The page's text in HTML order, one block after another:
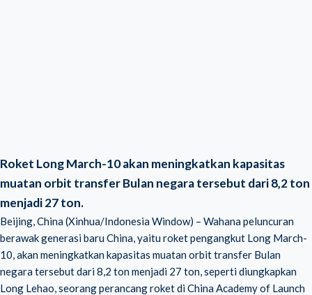
Roket Long March-10 akan meningkatkan kapasitas
muatan orbit transfer Bulan negara tersebut dari 8,2 ton
menjadi 27 ton.
Beijing, China (Xinhua/Indonesia Window) – Wahana peluncuran
berawak generasi baru China, yaitu roket pengangkut Long March-
10, akan meningkatkan kapasitas muatan orbit transfer Bulan
negara tersebut dari 8,2 ton menjadi 27 ton, seperti diungkapkan
Long Lehao, seorang perancang roket diChina Academy of Launch